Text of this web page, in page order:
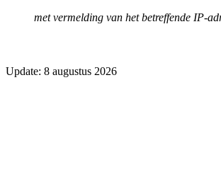
met vermelding van het betreffende IP-
Update: 8 augustus 2026